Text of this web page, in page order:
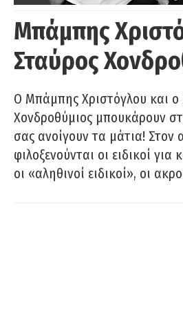
Μπάμπης
Σταύρος
O Μπάμπης Χριστόγλου και ο
Χονδροθύμιος μπουκάρουν
σας ανοίγουν τα μάτια! Στον
φιλοξενούνται οι ειδικοί
οι «αληθινοί ειδικοί», οι